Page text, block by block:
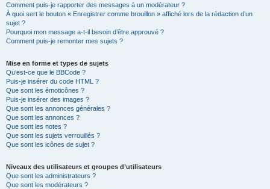
Comment puis-je rapporter des messages à un modérateur ?
À quoi sert le bouton « Enregistrer comme brouillon » affiché lors de la rédaction d’un
sujet ?
Pourquoi mon message a-t-il besoin d’être approuvé ?
Comment puis-je remonter mes sujets ?
Mise en forme et types de sujets
Qu’est-ce que le BBCode ?
Puis-je insérer du code HTML ?
Que sont les émoticônes ?
Puis-je insérer des images ?
Que sont les annonces générales ?
Que sont les annonces ?
Que sont les notes ?
Que sont les sujets verrouillés ?
Que sont les icônes de sujet ?
Niveaux des utilisateurs et groupes d’utilisateurs
Que sont les administrateurs ?
Que sont les modérateurs ?